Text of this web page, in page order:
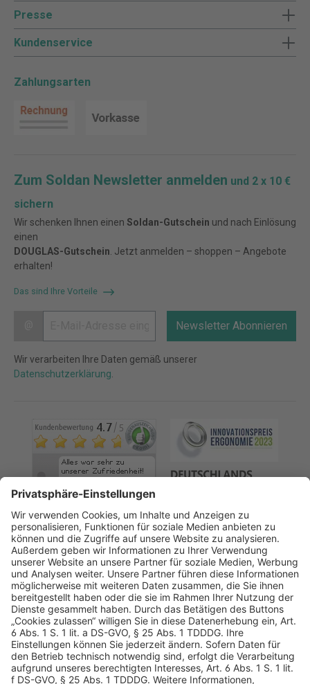
Presse
Kundenservice
Zahlungsarten
Zum Soldan Newsletter anmelden und 2 x 10 €
sichern
Wir schenken Ihnen einen Soldan-Gutschein und nach Einlösung
einen
DOUGLAS-Gutschein . Jetzt anmelden – shoppen – Angebote
erhalten!
Das sind Ihre Vorteile
Newsletter Abonnieren
Wir verarbeiten Ihre Daten gemäß unserer
Datenschutzerklärung
AGB Datenschutz
Impressum
Sicherheitshinweis
Compliance